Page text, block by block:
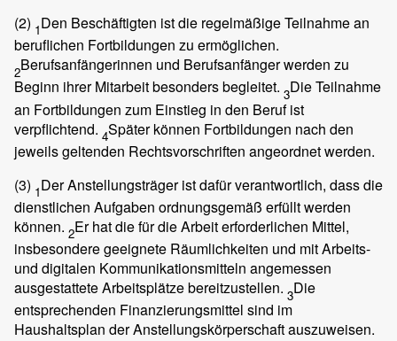
(2) 1Den Beschäftigten ist die regelmäßige Teilnahme an
beruflichen Fortbildungen zu ermöglichen.
2Berufsanfängerinnen und Berufsanfänger werden zu
Beginn ihrer Mitarbeit besonders begleitet. 3Die Teilnahme
an Fortbildungen zum Einstieg in den Beruf ist
verpflichtend. 4Später können Fortbildungen nach den
jeweils geltenden Rechtsvorschriften angeordnet werden.
(3) 1Der Anstellungsträger ist dafür verantwortlich, dass die
dienstlichen Aufgaben ordnungsgemäß erfüllt werden
können. 2Er hat die für die Arbeit erforderlichen Mittel,
insbesondere geeignete Räumlichkeiten und mit Arbeits-
und digitalen Kommunikationsmitteln angemessen
ausgestattete Arbeitsplätze bereitzustellen. 3Die
entsprechenden Finanzierungsmittel sind im
Haushaltsplan der Anstellungskörperschaft auszuweisen.